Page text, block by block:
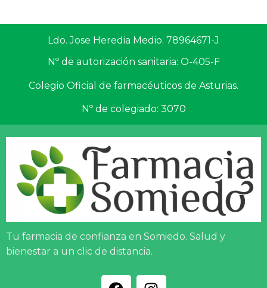
Ldo. Jose Heredia Medio. 78964671-J
Nº de autorización sanitaria: O-405-F
Colegio Oficial de farmacéuticos de Asturias.
Nº de colegiado: 3070
Tu farmacia de confianza en Somiedo. Salud y
bienestar a un clic de distancia.